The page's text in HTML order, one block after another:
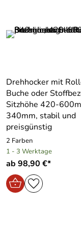
Drehhocker mit
Buche oder
Sitzhöhe 420-
340mm, stabil und
preisgünstig
2 Farben
1 - 3 Werktage
ab 98,90 €*